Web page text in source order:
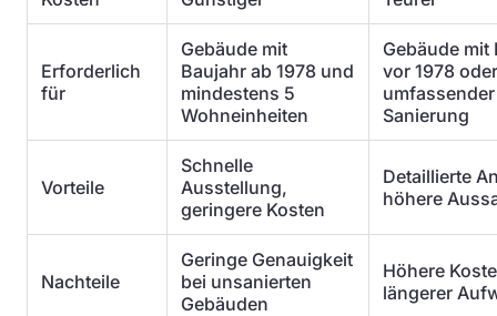
Erforderlich
für
Gebäude mit
Baujahr ab 1978 und
mindestens 5
Wohneinheiten
Gebäude mit
vor 1978 oder
umfassender
Sanierung
Vorteile
Schnelle
Ausstellung,
geringere Kosten
Detaillierte
höhere
Nachteile
Geringe Genauigkeit
bei unsanierten
Gebäuden
Höhere
längerer